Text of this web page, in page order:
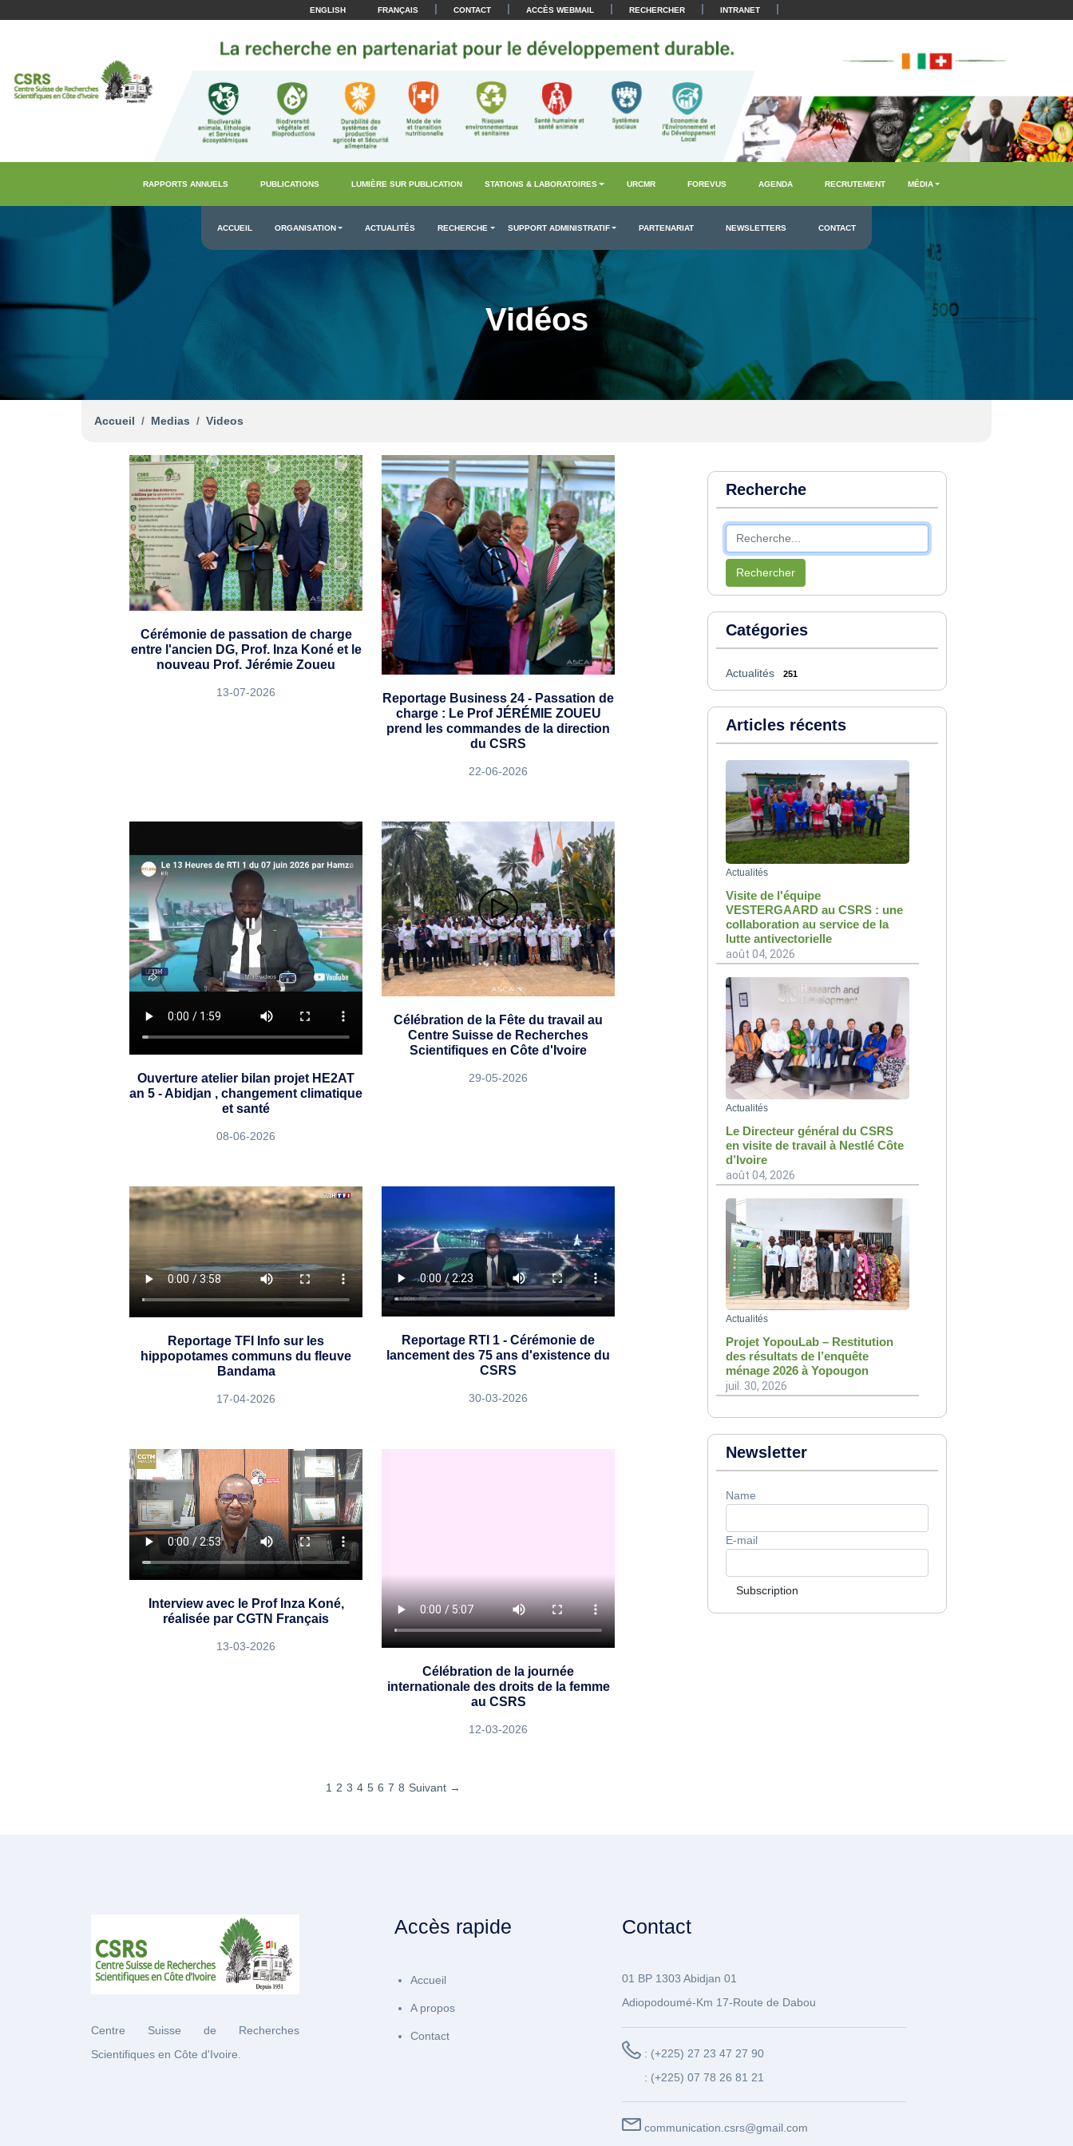
ENGLISH FRANÇAIS | CONTACT | ACCÈS WEBMAIL | RECHERCHER | INTRANET |
RAPPORTS ANNUELS PUBLICATIONS LUMIÈRE SUR PUBLICATION STATIONS & LABORATOIRES URCMR FOREVUS AGENDA RECRUTEMENT MÉDIA
ACCUEIL ORGANISATION ACTUALITÉS RECHERCHE SUPPORT ADMINISTRATIF PARTENARIAT NEWSLETTERS CONTACT
Vidéos
Accueil Medias Videos
Cérémonie de passation de charge
entre l'ancien DG, Prof. Inza Koné et le
nouveau Prof. Jérémie Zoueu
13-07-2026
Reportage Business 24 - Passation de
charge : Le Prof JÉRÉMIE ZOUEU
prend les commandes de la direction
du CSRS
22-06-2026
Ouverture atelier bilan projet HE2AT
an 5 - Abidjan , changement climatique
et santé
08-06-2026
Célébration de la Fête du travail au
Centre Suisse de Recherches
Scientifiques en Côte d'Ivoire
29-05-2026
Reportage TFI Info sur les
hippopotames communs du fleuve
Bandama
17-04-2026
Reportage RTI 1 - Cérémonie de
lancement des 75 ans d'existence du
CSRS
30-03-2026
Interview avec le Prof Inza Koné,
réalisée par CGTN Français
13-03-2026
Célébration de la journée
internationale des droits de la femme
au CSRS
12-03-2026
1 2 3 4 5 6 7 8 Suivant →
Recherche
Rechercher
Catégories
Actualités 251
Articles récents
Actualités
Visite de l'équipe
VESTERGAARD au CSRS : une
collaboration au service de la
lutte antivectorielle
août 04, 2026
Actualités
Le Directeur général du CSRS
en visite de travail à Nestlé Côte
d’Ivoire
août 04, 2026
Actualités
Projet YopouLab – Restitution
des résultats de l’enquête
ménage 2026 à Yopougon
juil. 30, 2026
Newsletter
Name
E-mail
Subscription
Centre Suisse de Recherches
Scientifiques en Côte d'Ivoire.
Accès rapide
Accueil
A propos
Contact
Contact
01 BP 1303 Abidjan 01
Adiopodoumé-Km 17-Route de Dabou
: (+225) 27 23 47 27 90
: (+225) 07 78 26 81 21
communication.csrs@gmail.com